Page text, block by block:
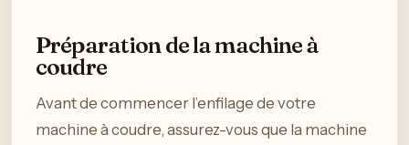
Préparation de la machine à
coudre
Avant de commencer l’enfilage de votre
machine à coudre, assurez-vous que la machine